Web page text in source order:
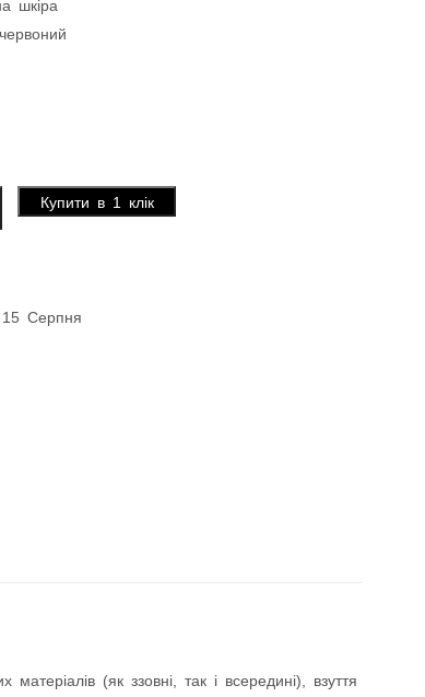
шкіра
Купити в 1 клік
Серпня
(як ззовні, так і всередині), взуття